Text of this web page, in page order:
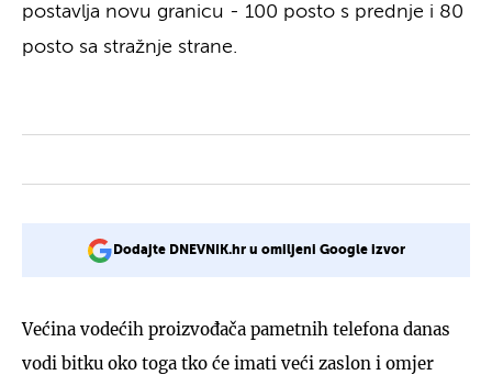
postavlja novu granicu - 100 posto s prednje i 80
posto sa stražnje strane.
Dodajte DNEVNIK.hr u omiljeni Google izvor
Većina vodećih proizvođača pametnih telefona danas
vodi bitku oko toga tko će imati veći zaslon i omjer